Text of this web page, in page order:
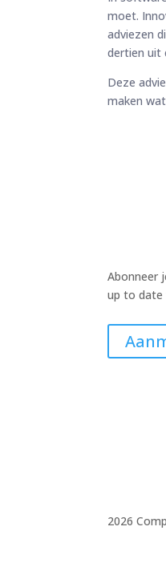
moet.
adviezen
dertien uit
Deze
maken
Abonneer
up to date
2026